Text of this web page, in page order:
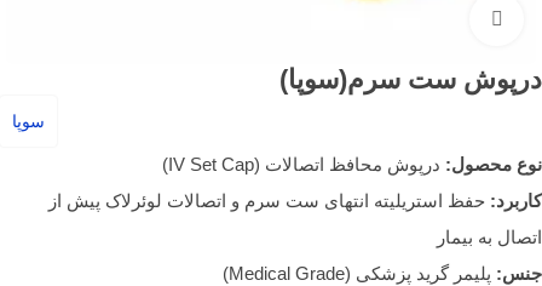
درپوش ست سرم(سوپا)
سوپا
نوع محصول: درپوش محافظ اتصالات (IV Set Cap)
کاربرد: حفظ استریلیته انتهای ست سرم و اتصالات لوئرلاک پیش از
اتصال به بیمار
جنس: پلیمر گرید پزشکی (Medical Grade)